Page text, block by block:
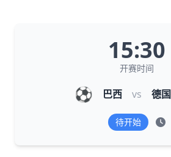
15:30
开赛时间
⚽ 巴西 vs 德国
待开始